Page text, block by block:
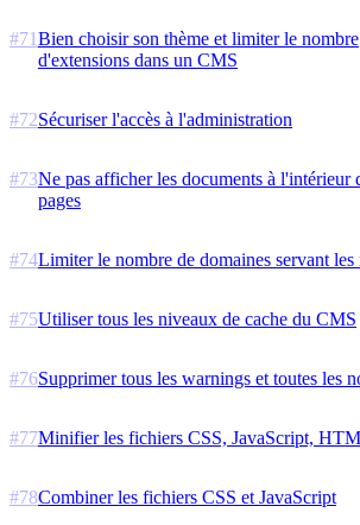
#71Bien choisir son thème et limiter le nombre
d'extensions dans un CMS
#72Sécuriser l'accès à l'administration
#73Ne pas afficher les documents à l'intérieur
pages
#74Limiter le nombre de domaines servant les
#75Utiliser tous les niveaux de cache du CMS
#76Supprimer tous les warnings et toutes les
#77Minifier les fichiers CSS, JavaScript,
#78Combiner les fichiers CSS et JavaScript